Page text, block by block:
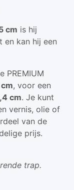
cm is hij
kan hij een
PREMIUM
, voor een
cm. Je kunt
vernis, olie of
van de
prijs.
trap.